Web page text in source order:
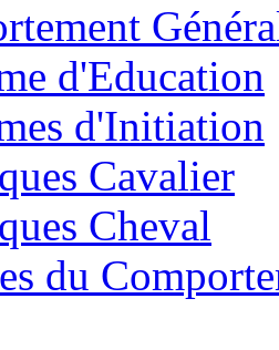
d'Education
d'Initiation
Cavalier
Cheval
du